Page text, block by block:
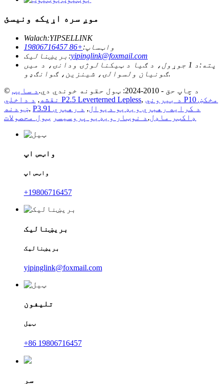
موږ سره اړیکه ونیسئ
Walach:YIPSELLINK
واټساپ:+86 19806716457
بریښنالیک:yipinglink@foxmail.com
پته:
د 1 جوړول، د ګیا د ټیکنالوژۍ ودانۍ، د میں
ګونیان ولسوالۍ، شینزین، ګوانګډو.
© د چاپ حق - 2010-2024: ټول حقونه خوندي دي.
د سایټ
نقشه , د داخلي P2.5 Leverterned Lepless, د بیروني P10 مخکښ
ښودنه, P3.91 د کرایه رهبري ویډیو دیوال, د رهبري
ډاکټر ماډل, د نوټار ویډیو پروسیسر ټول محصولات
واټس اپ
واټس اپ
+19806716457
بریښنالیک
بریښنالیک
yipinglink@foxmail.com
تلیفون
ټیل
+86 19806716457
سر